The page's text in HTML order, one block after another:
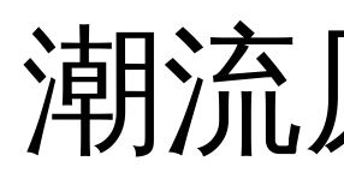
潮流